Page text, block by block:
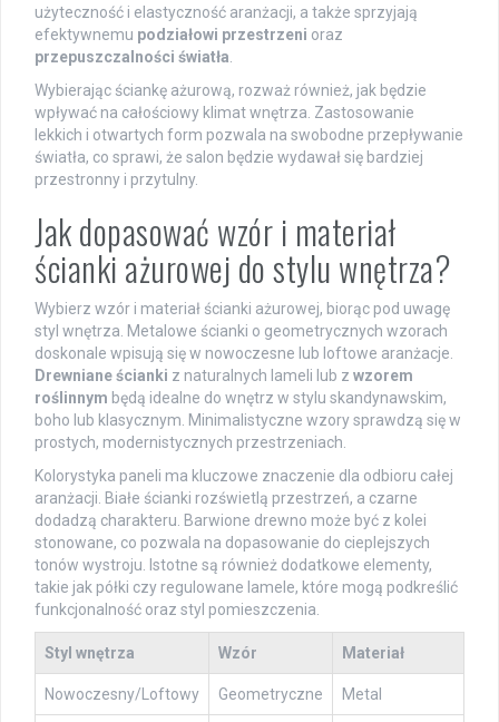
użyteczność i elastyczność aranżacji, a także sprzyjają
efektywnemu podziałowi przestrzeni oraz
przepuszczalności światła
Wybierając ściankę ażurową, rozważ również, jak będzie
wpływać na całościowy klimat wnętrza. Zastosowanie
lekkich i otwartych form pozwala na swobodne przepływanie
światła, co sprawi, że salon będzie wydawał się bardziej
przestronny i przytulny.
Jak dopasować wzór i materiał
ścianki ażurowej do stylu wnętrza?
Wybierz wzór i materiał ścianki ażurowej, biorąc pod uwagę
styl wnętrza. Metalowe ścianki o geometrycznych wzorach
doskonale wpisują się w nowoczesne lub loftowe aranżacje.
Drewniane ścianki z naturalnych lameli lub z wzorem
roślinnym będą idealne do wnętrz w stylu skandynawskim,
boho lub klasycznym. Minimalistyczne wzory sprawdzą się w
prostych, modernistycznych przestrzeniach.
Kolorystyka paneli ma kluczowe znaczenie dla odbioru całej
aranżacji. Białe ścianki rozświetlą przestrzeń, a czarne
dodadzą charakteru. Barwione drewno może być z kolei
stonowane, co pozwala na dopasowanie do cieplejszych
tonów wystroju. Istotne są również dodatkowe elementy,
takie jak półki czy regulowane lamele, które mogą podkreślić
funkcjonalność oraz styl pomieszczenia.
Styl wnętrza Wzór Materiał
Nowoczesny/Loftowy Geometryczne Metal